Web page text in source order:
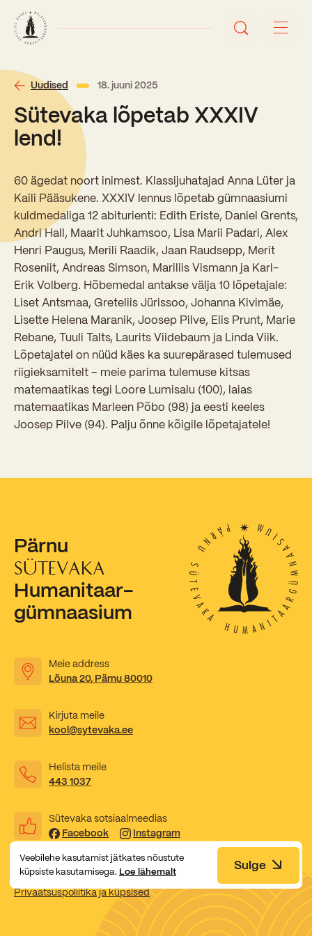
Avaleht
Uudised
Õppetöö
Perioodõpe
Õppesuunad
Tunniplaan
Eksamid ja arvestused
Õppesisu ülekandmine
Aastatöö
Loovtöö
Koolist
Ajalugu
Õpilased
Töötajad
Vilistlased
Medalid
Kooli aumärgid
Dokumendid
Raamatukogu
Huvitegevus
Järelevalve
Sisseastumisinfo
Sisseastumiskatsed
Miks Sütevaka?
Stipendiumid
Õppemaksusoodustused
Kontaktid
In English
Stuudium Videod Galeriid
Uudised 18. juuni 2025
Sütevaka lõpetab XXXIV
lend!
60 ägedat noort inimest. Klassijuhatajad Anna Lüter ja
Kaili Pääsukene. XXXIV lennus lõpetab gümnaasiumi
kuldmedaliga 12 abiturienti: Edith Eriste, Daniel Grents,
Andri Hall, Maarit Juhkamsoo, Lisa Marii Padari, Alex
Henri Paugus, Merili Raadik, Jaan Raudsepp, Merit
Roseniit, Andreas Simson, Mariliis Vismann ja Karl-
Erik Volberg. Hõbemedal antakse välja 10 lõpetajale:
Liset Antsmaa, Greteliis Jürissoo, Johanna Kivimäe,
Lisette Helena Maranik, Joosep Pilve, Elis Prunt, Marie
Rebane, Tuuli Talts, Laurits Viidebaum ja Linda Viik.
Lõpetajatel on nüüd käes ka suurepärased tulemused
riigieksamitelt – meie parima tulemuse kitsas
matemaatikas tegi Loore Lumisalu (100), laias
matemaatikas Marleen Põbo (98) ja eesti keeles
Joosep Pilve (94). Palju õnne kõigile lõpetajatele!
Pärnu
SÜTEVAKA
Humanitaar-
gümnaasium
Meie address
Lõuna 20, Pärnu 80010
Kirjuta meile
kool@sytevaka.ee
Helista meile
443 1037
Sütevaka sotsiaalmeedias
Facebook
Instagram
Privaatsuspoliitika ja küpsised
Veebilehe kasutamist jätkates nõustute
küpsiste kasutamisega. Loe lähemalt Sulge